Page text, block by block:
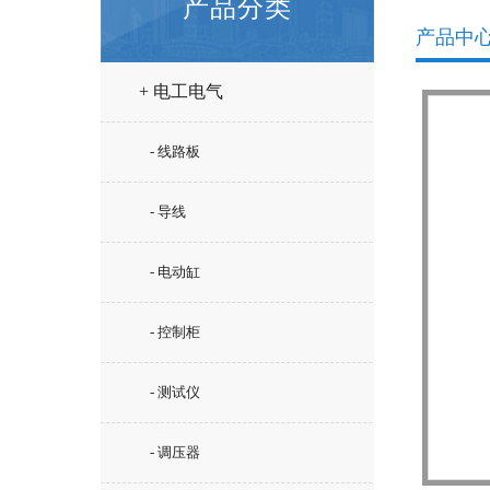
产品分类
+ 电工电气
- 线路板
- 导线
- 电动缸
- 控制柜
- 测试仪
- 调压器
产品中